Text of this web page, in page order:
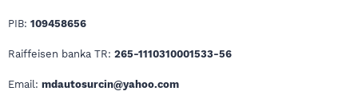
PIB: 109458656
Raiffeisen banka TR: 265-1110310001533-56
Email: mdautosurcin@yahoo.com